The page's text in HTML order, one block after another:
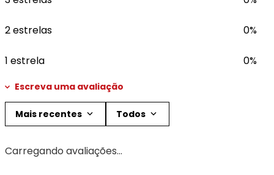
2 estrelas 0%
1 estrela 0%
Escreva uma avaliação
Título
Mais recentes Todos
Carregando avaliações…